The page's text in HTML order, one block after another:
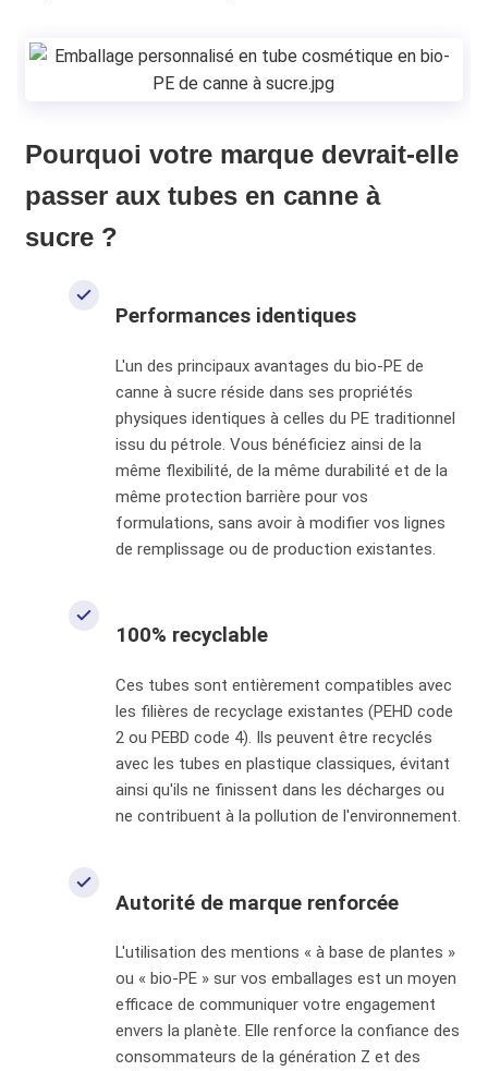
Pourquoi votre marque devrait-elle
passer aux tubes en canne à
sucre ?
Performances identiques
L'un des principaux avantages du bio-PE de
canne à sucre réside dans ses propriétés
physiques identiques à celles du PE traditionnel
issu du pétrole. Vous bénéficiez ainsi de la
même flexibilité, de la même durabilité et de la
même protection barrière pour vos
formulations, sans avoir à modifier vos lignes
de remplissage ou de production existantes.
100% recyclable
Ces tubes sont entièrement compatibles avec
les filières de recyclage existantes (PEHD code
2 ou PEBD code 4). Ils peuvent être recyclés
avec les tubes en plastique classiques, évitant
ainsi qu'ils ne finissent dans les décharges ou
ne contribuent à la pollution de l'environnement.
Autorité de marque renforcée
L'utilisation des mentions « à base de plantes »
ou « bio-PE » sur vos emballages est un moyen
efficace de communiquer votre engagement
envers la planète. Elle renforce la confiance des
consommateurs de la génération Z et des